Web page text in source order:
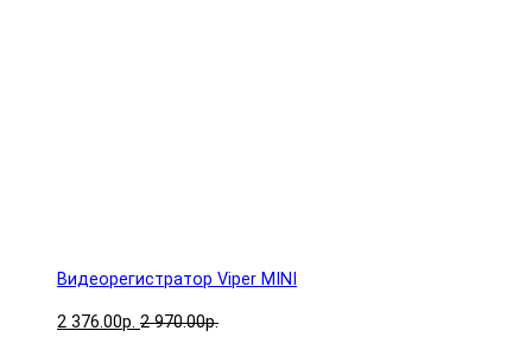
Видеорегистратор Viper MINI
2 376.00р. 2 970.00р.